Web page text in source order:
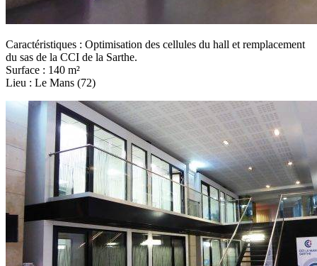
Caractéristiques : Optimisation des cellules du hall et remplacement
du sas de la CCI de la Sarthe.
Surface : 140 m²
Lieu : Le Mans (72)